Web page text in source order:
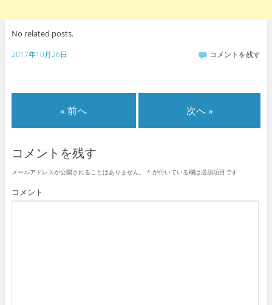
No related posts.
2017年10月26日 コメントを残す
« 前へ 次へ »
コメントを残す
メールアドレスが公開されることはありません。 * が付いている欄は必須項目です
コメント